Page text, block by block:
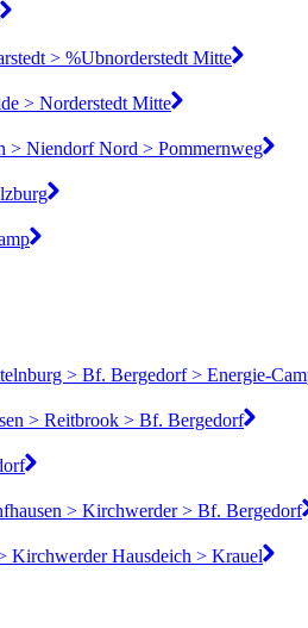
> %Ubnorderstedt Mitte
> Norderstedt Mitte
> Niendorf Nord > Pommernweg
> Bf. Bergedorf > Energie-
> Reitbrook > Bf. Bergedorf
> Kirchwerder > Bf. Bergedorf
Kirchwerder Hausdeich > Krauel